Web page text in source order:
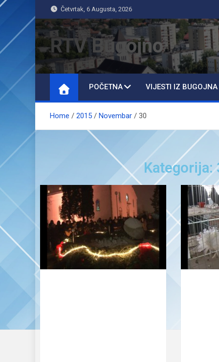
Četvrtak, 6 Augusta, 2026
RTV Bugojno
POČETNA VIJESTI IZ BUGOJNA
Home 2015 Novembar 30
Kategorija: